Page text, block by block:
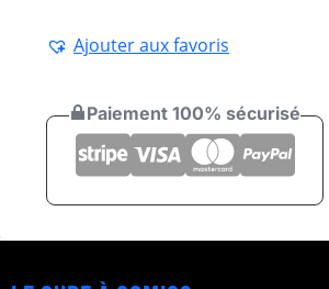
Ajouter aux favoris
Paiement 100% sécurisé